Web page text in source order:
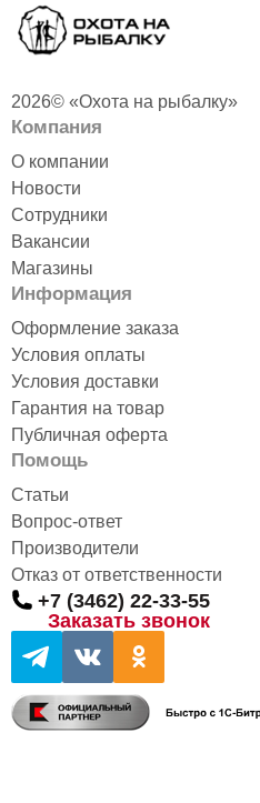
2026© «Охота на рыбалку»
Компания
О компании
Новости
Сотрудники
Вакансии
Магазины
Информация
Оформление заказа
Условия оплаты
Условия доставки
Гарантия на товар
Публичная оферта
Помощь
Статьи
Вопрос-ответ
Производители
Отказ от ответственности
+7 (3462) 22-33-55
Заказать звонок